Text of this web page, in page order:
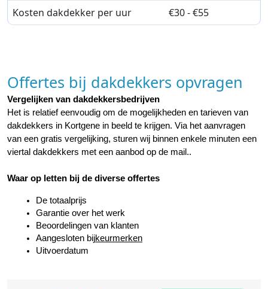
Kosten dakdekker per uur
€30 - €55
Offertes bij dakdekkers opvragen
Vergelijken van dakdekkersbedrijven
Het is relatief eenvoudig om de mogelijkheden en tarieven van
dakdekkers in Kortgene in beeld te krijgen. Via het aanvragen
van een gratis vergelijking, sturen wij binnen enkele minuten een
viertal dakdekkers met een aanbod op de mail..
Waar op letten bij de diverse offertes
De totaalprijs
Garantie over het werk
Beoordelingen van klanten
Aangesloten bijkeurmerken
Uitvoerdatum